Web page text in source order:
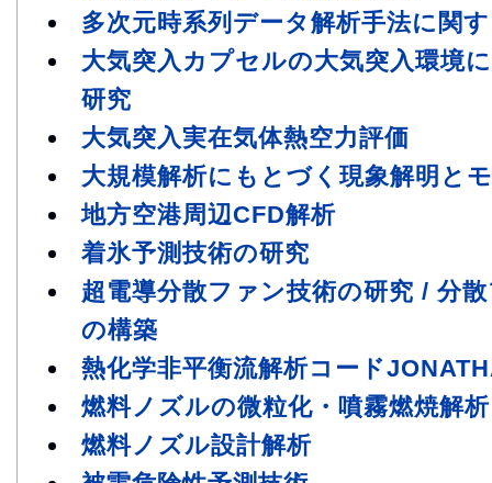
多次元時系列データ解析手法に関
大気突入カプセルの大気突入環境
研究
大気突入実在気体熱空力評価
大規模解析にもとづく現象解明と
地方空港周辺CFD解析
着氷予測技術の研究
超電導分散ファン技術の研究 / 分
の構築
熱化学非平衡流解析コード
燃料ノズルの微粒化・噴霧燃焼解析
燃料ノズル設計解析